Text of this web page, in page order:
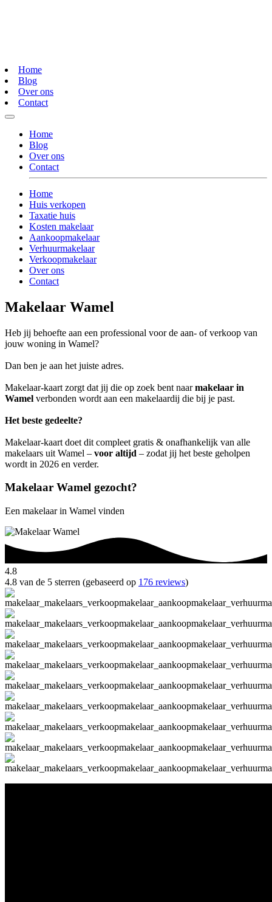
Home
Blog
Over ons
Contact
Home
Blog
Over ons
Contact
Home
Huis verkopen
Taxatie huis
Kosten makelaar
Aankoopmakelaar
Verhuurmakelaar
Verkoopmakelaar
Over ons
Contact
Makelaar Wamel
Heb jij behoefte aan een professional voor de aan- of verkoop van
jouw woning in Wamel?
Dan ben je aan het juiste adres.
Makelaar-kaart zorgt dat jij die op zoek bent naarmakelaar in
Wamel verbonden wordt aan een makelaardij die bij je past.
Het beste gedeelte?
Makelaar-kaart doet dit compleet gratis & onafhankelijk van alle
makelaars uit Wamel – voor altijd – zodat jij het beste geholpen
wordt in 2026 en verder.
Makelaar Wamel gezocht?
Een makelaar in Wamel vinden
4.8
4.8 van de 5 sterren (gebaseerd op 176 reviews)